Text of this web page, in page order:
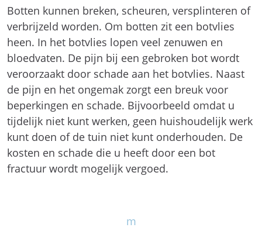
Botten kunnen breken, scheuren, versplinteren of
verbrijzeld worden. Om botten zit een botvlies
heen. In het botvlies lopen veel zenuwen en
bloedvaten. De pijn bij een gebroken bot wordt
veroorzaakt door schade aan het botvlies. Naast
de pijn en het ongemak zorgt een breuk voor
beperkingen en schade. Bijvoorbeeld omdat u
tijdelijk niet kunt werken, geen huishoudelijk werk
kunt doen of de tuin niet kunt onderhouden. De
kosten en schade die u heeft door een bot
fractuur wordt mogelijk vergoed.
m